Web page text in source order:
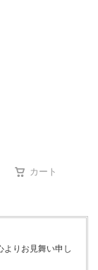
カート
よりお見舞い申し